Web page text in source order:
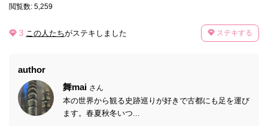
閲覧数: 5,259
3 この人たちがステキしました ステキする
author
舞mai さん
本の世界から観る史跡巡りが好きで古都にも足を運び
ます。春夏秋冬いつ...